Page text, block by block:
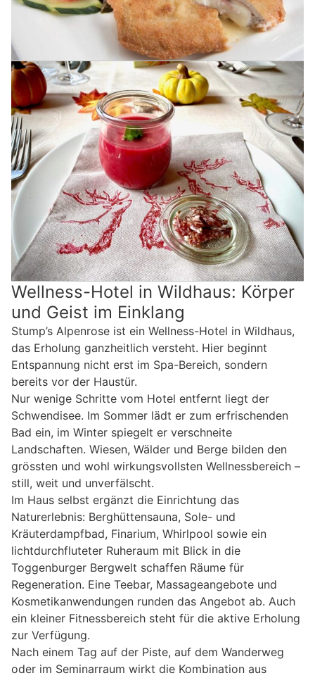
Wellness-Hotel in Wildhaus: Körper
und Geist im Einklang
Stump’s Alpenrose ist ein Wellness-Hotel in Wildhaus,
das Erholung ganzheitlich versteht. Hier beginnt
Entspannung nicht erst im Spa-Bereich, sondern
bereits vor der Haustür.
Nur wenige Schritte vom Hotel entfernt liegt der
Schwendisee. Im Sommer lädt er zum erfrischenden
Bad ein, im Winter spiegelt er verschneite
Landschaften. Wiesen, Wälder und Berge bilden den
grössten und wohl wirkungsvollsten Wellnessbereich –
still, weit und unverfälscht.
Im Haus selbst ergänzt die Einrichtung das
Naturerlebnis: Berghüttensauna, Sole- und
Kräuterdampfbad, Finarium, Whirlpool sowie ein
lichtdurchfluteter Ruheraum mit Blick in die
Toggenburger Bergwelt schaffen Räume für
Regeneration. Eine Teebar, Massageangebote und
Kosmetikanwendungen runden das Angebot ab. Auch
ein kleiner Fitnessbereich steht für die aktive Erholung
zur Verfügung.
Nach einem Tag auf der Piste, auf dem Wanderweg
oder im Seminarraum wirkt die Kombination aus